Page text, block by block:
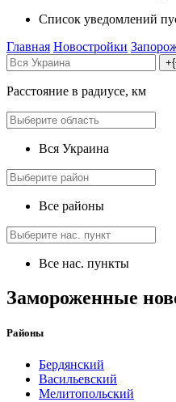
Список уведомлений
Главная Новостройки
Расстояние в радиусе, км
Вся Украина
Все районы
Все нас. пункты
Замороженные
Районы
Бердянский
Васильевский
Мелитопольский